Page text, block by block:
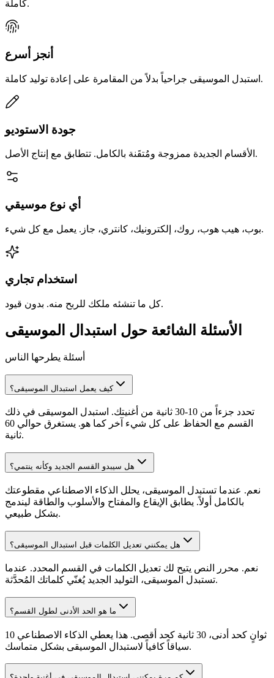
كاملة.
أنجز أسرع
استبدل الموسيقى جراحياً بدلاً من المقامرة على إعادة توليد كاملة.
جودة الاستوديو
الأقسام الجديدة ممزوجة ومُتقَنة بالكامل. تتطابق مع إنتاج الأصل.
أي نوع موسيقي
بوب، هيب هوب، روك، إلكترونيك، كانتري، جاز. يعمل مع كل شيء.
استخدام تجاري
كل ما تنشئه ملكك للربح منه. بدون قيود.
الأسئلة الشائعة حول استبدال الموسيقى
أسئلة يطرحها الناس
كيف يعمل استبدال الموسيقى؟
تحدد جزءاً من 10-30 ثانية من أغنيتك. استبدل الموسيقى في ذلك
القسم مع الحفاظ على كل شيء آخر كما هو. يستغرق حوالي 60
ثانية.
هل سيبدو القسم الجديد وكأنه ينتمي؟
نعم. عندما تستبدل الموسيقى، يحلل الذكاء الاصطناعي مقطوعتك
بالكامل أولاً. يطابق الإيقاع والمفتاح والأسلوب والطاقة ليندمج
بشكل طبيعي.
هل يمكنني تعديل الكلمات قبل استبدال الموسيقى؟
نعم. محرر النص يتيح لك تعديل الكلمات في القسم المحدد. عندما
تستبدل الموسيقى، التوليد الجديد يُغنّي كلماتك المُحدَّثة.
ما هو الحد الأدنى لطول القسم؟
10 ثوانٍ كحد أدنى، 30 ثانية كحد أقصى. هذا يعطي الذكاء الاصطناعي
سياقاً كافياً لاستبدال الموسيقى بشكل متماسك.